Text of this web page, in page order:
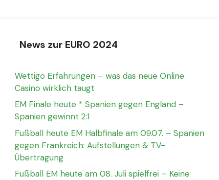
News zur EURO 2024
Wettigo Erfahrungen – was das neue Online
Casino wirklich taugt
EM Finale heute * Spanien gegen England –
Spanien gewinnt 2:1
Fußball heute EM Halbfinale am 09.07. – Spanien
gegen Frankreich: Aufstellungen & TV-
Übertragung
Fußball EM heute am 08. Juli spielfrei – Keine